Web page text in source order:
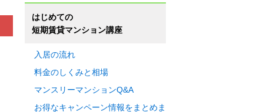
はじめての
短期賃貸マンション講座
入居の流れ
料金のしくみと相場
マンスリーマンションQ&A
お得なキャンペーン情報をまとめま